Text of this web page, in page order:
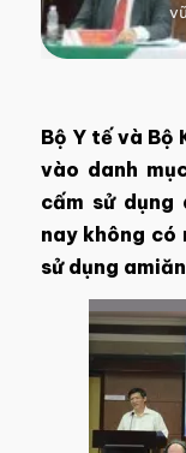
Bộ Y tế và Bộ
vào danh
cấm sử dụng
nay không
sử dụng